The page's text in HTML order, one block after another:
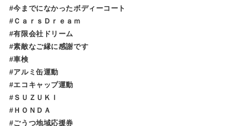
#今までになかったボディーコート
#ＣａｒｓＤｒｅａｍ
#有限会社ドリーム
#素敵なご縁に感謝です
#車検
#アルミ缶運動
#エコキャップ運動
#ＳＵＺＵＫＩ
#ＨＯＮＤＡ
#ごうつ地域応援券